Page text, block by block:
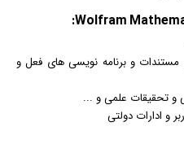
مستندات و برنامه نویسی های فعل و
و تحقیقات علمی و ...
و ادارات دولتی